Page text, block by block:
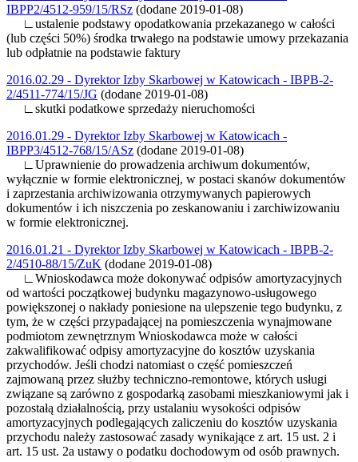
IBPP2/4512-959/15/RSz (dodane 2019-01-08)
∟ustalenie podstawy opodatkowania przekazanego w całości
(lub części 50%) środka trwałego na podstawie umowy przekazania
lub odpłatnie na podstawie faktury
2016.02.29 - Dyrektor Izby Skarbowej w Katowicach - IBPB-2-
2/4511-774/15/JG (dodane 2019-01-08)
∟skutki podatkowe sprzedaży nieruchomości
2016.01.29 - Dyrektor Izby Skarbowej w Katowicach -
IBPP3/4512-768/15/ASz (dodane 2019-01-08)
∟Uprawnienie do prowadzenia archiwum dokumentów,
wyłącznie w formie elektronicznej, w postaci skanów dokumentów
i zaprzestania archiwizowania otrzymywanych papierowych
dokumentów i ich niszczenia po zeskanowaniu i zarchiwizowaniu
w formie elektronicznej.
2016.01.21 - Dyrektor Izby Skarbowej w Katowicach - IBPB-2-
2/4510-88/15/ZuK (dodane 2019-01-08)
∟Wnioskodawca może dokonywać odpisów amortyzacyjnych
od wartości początkowej budynku magazynowo-usługowego
powiększonej o nakłady poniesione na ulepszenie tego budynku, z
tym, że w części przypadającej na pomieszczenia wynajmowane
podmiotom zewnętrznym Wnioskodawca może w całości
zakwalifikować odpisy amortyzacyjne do kosztów uzyskania
przychodów. Jeśli chodzi natomiast o część pomieszczeń
zajmowaną przez służby techniczno-remontowe, których usługi
związane są zarówno z gospodarką zasobami mieszkaniowymi jak i
pozostałą działalnością, przy ustalaniu wysokości odpisów
amortyzacyjnych podlegających zaliczeniu do kosztów uzyskania
przychodu należy zastosować zasady wynikające z art. 15 ust. 2 i
art. 15 ust. 2a ustawy o podatku dochodowym od osób prawnych.